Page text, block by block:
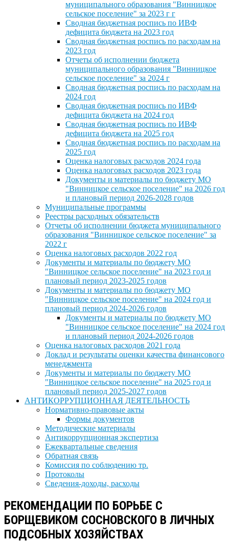
муниципального образования "Винницкое
сельское поселение" за 2023 г г
Сводная бюджетная роспись по ИВФ
дефицита бюджета на 2023 год
Сводная бюджетная роспись по расходам на
2023 год
Отчеты об исполнении бюджета
муниципального образования "Винницкое
сельское поселение" за 2024 г
Сводная бюджетная роспись по расходам на
2024 год
Сводная бюджетная роспись по ИВФ
дефицита бюджета на 2024 год
Сводная бюджетная роспись по ИВФ
дефицита бюджета на 2025 год
Сводная бюджетная роспись по расходам на
2025 год
Оценка налоговых расходов 2024 года
Оценка налоговых расходов 2023 года
Документы и материалы по бюджету МО
"Винницкое сельское поселение" на 2026 год
и плановый период 2026-2028 годов
Муниципальные программы
Реестры расходных обязательств
Отчеты об исполнении бюджета муниципального
образования "Винницкое сельское поселение" за
2022 г
Оценка налоговых расходов 2022 год
Документы и материалы по бюджету МО
"Винницкое сельское поселение" на 2023 год и
плановый период 2023-2025 годов
Документы и материалы по бюджету МО
"Винницкое сельское поселение" на 2024 год и
плановый период 2024-2026 годов
Документы и материалы по бюджету МО
"Винницкое сельское поселение" на 2024 год
и плановый период 2024-2026 годов
Оценка налоговых расходов 2021 года
Доклад и результаты оценки качества финансового
менеджмента
Документы и материалы по бюджету МО
"Винницкое сельское поселение" на 2025 год и
плановый период 2025-2027 годов
АНТИКОРРУПЦИОННАЯ ДЕЯТЕЛЬНОСТЬ
Нормативно-правовые акты
Формы документов
Методические материалы
Антикоррупционная экспертиза
Ежеквартальные сведения
Обратная связь
Комиссия по соблюдению тр.
Протоколы
Сведения-доходы, расходы
РЕКОМЕНДАЦИИ ПО БОРЬБЕ С
БОРЩЕВИКОМ СОСНОВСКОГО В ЛИЧНЫХ
ПОДСОБНЫХ ХОЗЯЙСТВАХ